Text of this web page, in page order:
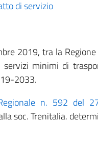
di servizio
2019, tra la
minimi di
2033.
n. 592 del
soc. Trenitalia.